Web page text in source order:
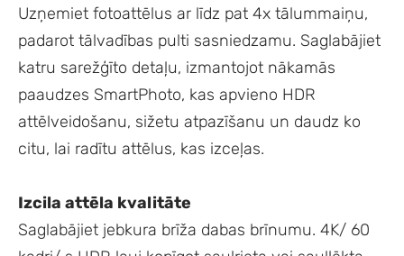
Uzņemiet fotoattēlus ar līdz pat 4x tālummaiņu,
padarot tālvadības pulti sasniedzamu. Saglabājiet
katru sarežģīto detaļu, izmantojot nākamās
paaudzes SmartPhoto, kas apvieno HDR
attēlveidošanu, sižetu atpazīšanu un daudz ko
citu, lai radītu attēlus, kas izceļas.
Izcila attēla kvalitāte
Saglabājiet jebkura brīža dabas brīnumu. 4K/ 60